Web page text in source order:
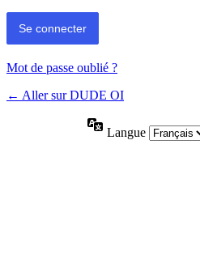
Mot de passe oublié ?
← Aller sur DUDE OI
Langue